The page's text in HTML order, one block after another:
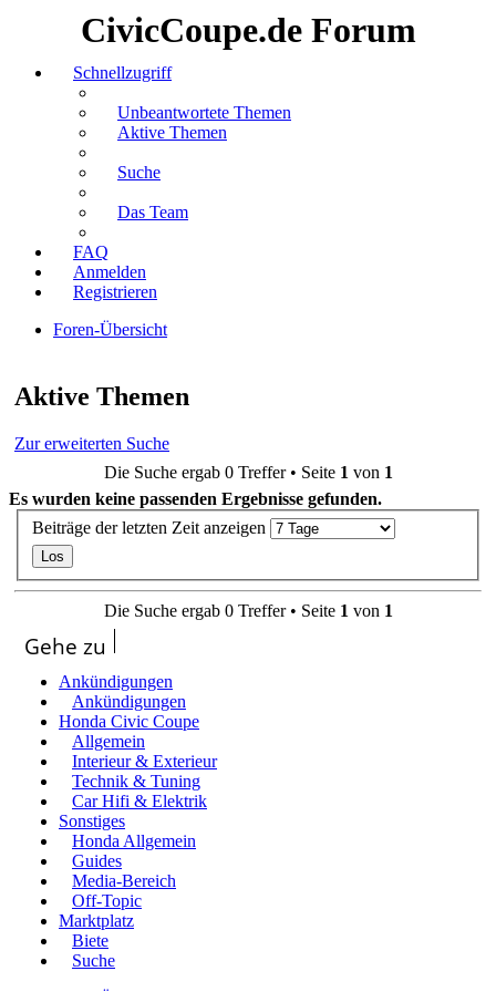
CivicCoupe.de Forum
Schnellzugriff
Unbeantwortete Themen
Aktive Themen
Suche
Das Team
FAQ
Anmelden
Registrieren
Foren-Übersicht
Aktive Themen
Zur erweiterten Suche
Die Suche ergab 0 Treffer • Seite 1 von 1
Es wurden keine passenden Ergebnisse gefunden.
Beiträge der letzten Zeit anzeigen
Die Suche ergab 0 Treffer • Seite 1 von 1
Gehe zu
Ankündigungen
Ankündigungen
Honda Civic Coupe
Allgemein
Interieur & Exterieur
Technik & Tuning
Car Hifi & Elektrik
Sonstiges
Honda Allgemein
Guides
Media-Bereich
Off-Topic
Marktplatz
Biete
Suche